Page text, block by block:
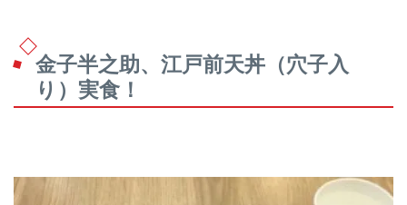
金子半之助、江戸前天丼（穴子入
り）実食！